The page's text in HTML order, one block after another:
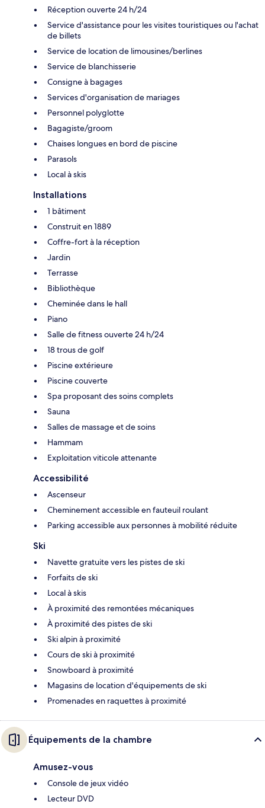
Réception ouverte 24 h/24
Service d'assistance pour les visites touristiques ou l'achat
de billets
Service de location de limousines/berlines
Service de blanchisserie
Consigne à bagages
Services d'organisation de mariages
Personnel polyglotte
Bagagiste/groom
Chaises longues en bord de piscine
Parasols
Local à skis
Installations
1 bâtiment
Construit en 1889
Coffre-fort à la réception
Jardin
Terrasse
Bibliothèque
Cheminée dans le hall
Piano
Salle de fitness ouverte 24 h/24
18 trous de golf
Piscine extérieure
Piscine couverte
Spa proposant des soins complets
Sauna
Salles de massage et de soins
Hammam
Exploitation viticole attenante
Accessibilité
Ascenseur
Cheminement accessible en fauteuil roulant
Parking accessible aux personnes à mobilité réduite
Ski
Navette gratuite vers les pistes de ski
Forfaits de ski
Local à skis
À proximité des remontées mécaniques
À proximité des pistes de ski
Ski alpin à proximité
Cours de ski à proximité
Snowboard à proximité
Magasins de location d'équipements de ski
Promenades en raquettes à proximité
Équipements de la chambre
Amusez-vous
Console de jeux vidéo
Lecteur DVD